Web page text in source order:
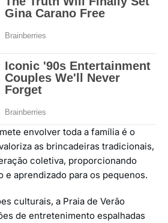
envolver toda a família é o
as brincadeiras tradicionais,
coletiva, proporcionando
e aprendizado para os pequenos.
culturais, a Praia de Verão
de entretenimento espalhadas